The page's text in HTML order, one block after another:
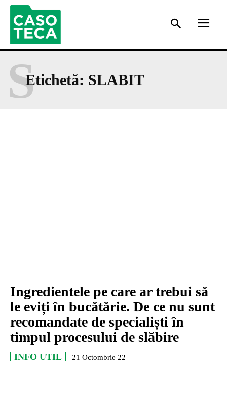
Etichetă: SLABIT
S
Ingredientele pe care ar trebui să
le eviți în bucătărie. De ce nu sunt
recomandate de specialiști în
timpul procesului de slăbire
INFO UTIL 21 Octombrie 22